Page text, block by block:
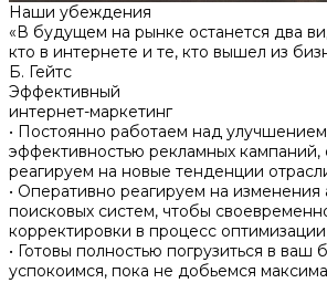
Наши убеждения
«В будущем на рынке останется два
кто в интернетe и те, кто вышел из
Б. Гейтс
Эффективный
интернет-маркетинг
• Постоянно работаем над
эффективностью рекламных кампаний,
реагируем на новые тенденции
• Оперативно реагируем на изменения
поисковых систем, чтобы
корректировки в процесс
• Готовы полностью погрузиться в ваш
успокоимся, пока не добьемся